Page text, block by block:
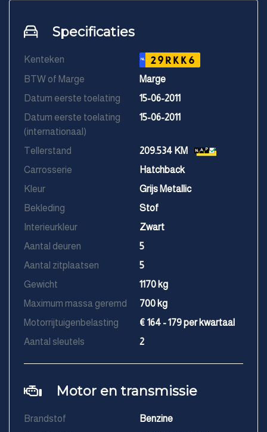
Specificaties
Kenteken NL 29RKK6
BTW of Marge
Marge
Datum eerste toelating
15-06-2011
Datum eerste toelating
(internationaal)
15-06-2011
Tellerstand
209.534 KM
Carrosserie
Hatchback
Kleur
Grijs Metallic
Bekleding
Stof
Interieurkleur
Zwart
Aantal deuren
5
Aantal zitplaatsen
5
Gewicht
1170 kg
Maximum massa geremd
700 kg
Motorrijtuigenbelasting
€ 164 - 179 per kwartaal
Aantal sleutels
2
Motor en transmissie
Brandstof
Benzine